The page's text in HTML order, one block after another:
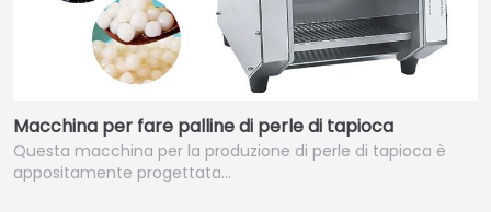
Macchina per fare palline di perle di tapioca
Questa macchina per la produzione di perle di tapioca è
appositamente progettata…